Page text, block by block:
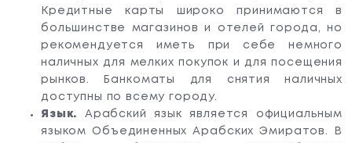
Кредитные карты широко принимаются в
большинстве магазинов и отелей города, но
рекомендуется иметь при себе немного
наличных для мелких покупок и для посещения
рынков.
Банкоматы для снятия наличных
доступны по всему городу.
Язык.
Арабский язык является официальным
языком Объединенных Арабских Эмиратов. В